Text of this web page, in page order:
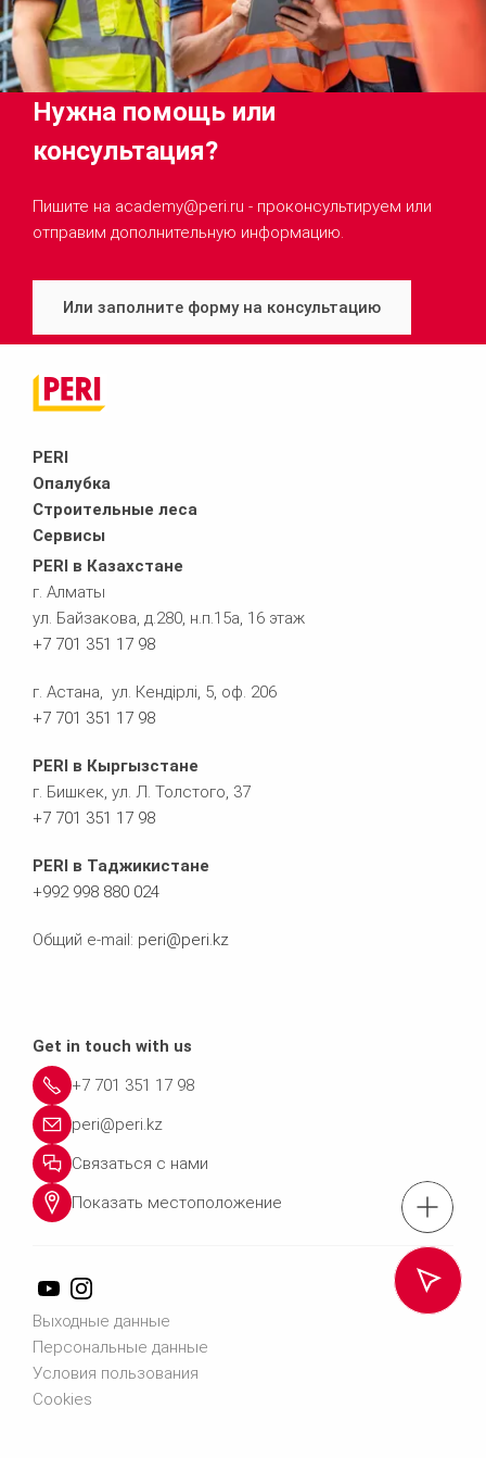
Тел.: +7 701
Связаться
Нужна помощь или
консультация?
Пишите на academy@peri.ru - проконсультируем или
отправим дополнительную информацию.
Или заполните форму на консультацию
PERI
Опалубка
Строительные леса
Сервисы
PERI в Казахстане
г. Алматы
ул. Байзакова, д.280, н.п.15а, 16 этаж
+7 701 351 17 98
г. Астана, ул. Кендірлі, 5, оф. 206
+7 701 351 17 98
PERI в Кыргызстане
г. Бишкек, ул. Л. Толстого, 37
+7 701 351 17 98
PERI в Таджикистане
+992 998 880 024
Общий e-mail: peri@peri.kz
Get in touch with us
+7 701 351 17 98
peri@peri.kz
Связаться с нами
Показать местоположение
Выходные данные
Персональные данные
Условия пользования
Cookies